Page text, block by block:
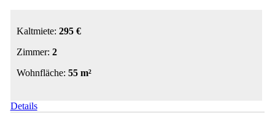
Kaltmiete: 295 €
Zimmer: 2
Wohnfläche: 55 m²
Details